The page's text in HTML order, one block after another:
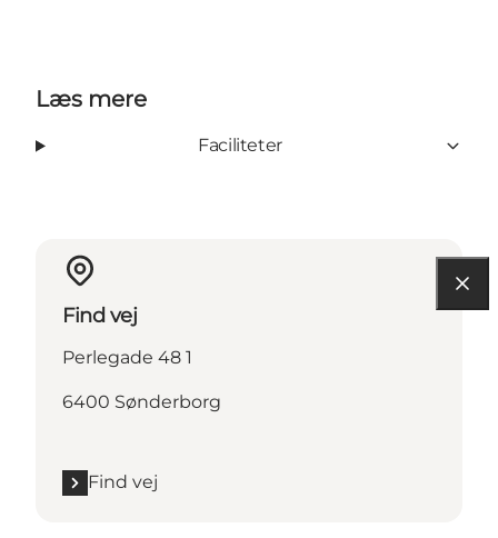
Læs mere
Faciliteter
Find vej
Perlegade 48 1
6400 Sønderborg
Find vej